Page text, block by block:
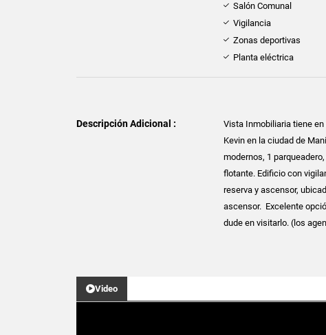
Salón Comunal
Vigilancia
Zonas deportivas
Planta eléctrica
Descripción Adicional :
Vista Inmobiliaria tiene
Kevin en la ciudad de
modernos, 1
flotante. Edificio con
reserva y ascensor,
ascensor. Excelente
dude en visitarlo. (los
Video